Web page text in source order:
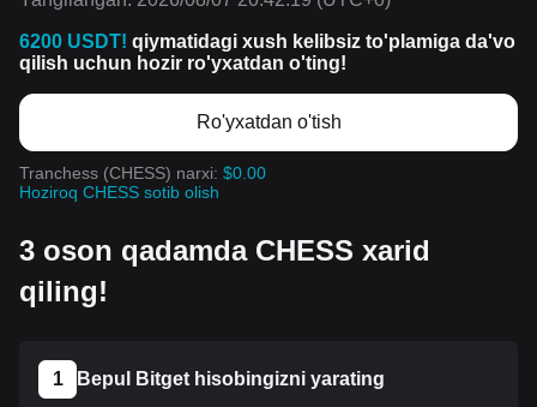
6200 USDT! qiymatidagi xush kelibsiz to'plamiga da'vo
qilish uchun hozir ro'yxatdan o'ting!
Ro'yxatdan o'tish
Tranchess (CHESS) narxi: $0.00
Hoziroq CHESS sotib olish
3 oson qadamda CHESS xarid
qiling!
1 Bepul Bitget hisobingizni yarating